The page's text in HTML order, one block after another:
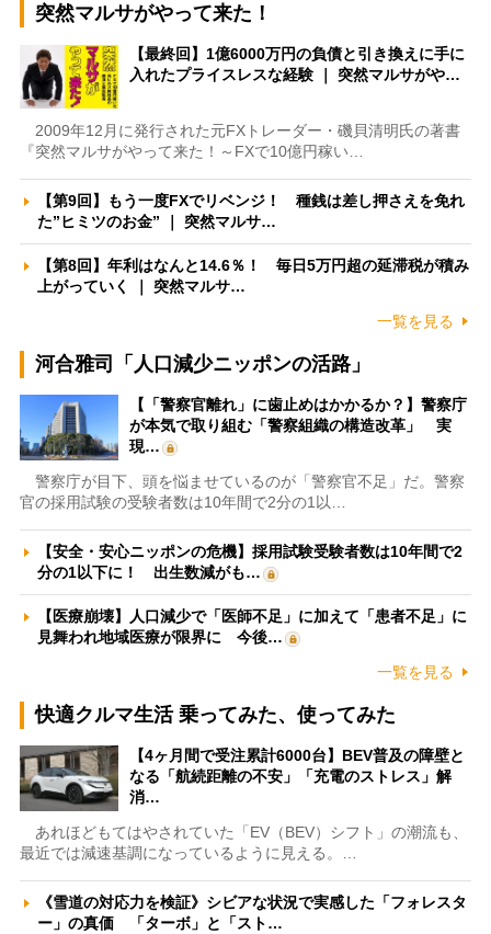
突然マルサがやって来た！
【最終回】1億6000万円の負債と引き換えに手に
入れたプライスレスな経験 ｜ 突然マルサがや…
2009年12月に発行された元FXトレーダー・磯貝清明氏の著書
『突然マルサがやって来た！～FXで10億円稼い…
【第9回】もう一度FXでリベンジ！ 種銭は差し押さえを免れ
た”ヒミツのお金” ｜ 突然マルサ…
【第8回】年利はなんと14.6％！ 毎日5万円超の延滞税が積み
上がっていく ｜ 突然マルサ…
一覧を見る
河合雅司「人口減少ニッポンの活路」
【「警察官離れ」に歯止めはかかるか？】警察庁
が本気で取り組む「警察組織の構造改革」 実
現…
警察庁が目下、頭を悩ませているのが「警察官不足」だ。警察
官の採用試験の受験者数は10年間で2分の1以…
【安全・安心ニッポンの危機】採用試験受験者数は10年間で2
分の1以下に！ 出生数減がも…
【医療崩壊】人口減少で「医師不足」に加えて「患者不足」に
見舞われ地域医療が限界に 今後…
一覧を見る
快適クルマ生活 乗ってみた、使ってみた
【4ヶ月間で受注累計6000台】BEV普及の障壁と
なる「航続距離の不安」「充電のストレス」解
消…
あれほどもてはやされていた「EV（BEV）シフト」の潮流も、
最近では減速基調になっているように見える。…
《雪道の対応力を検証》シビアな状況で実感した「フォレスタ
ー」の真価 「ターボ」と「スト…